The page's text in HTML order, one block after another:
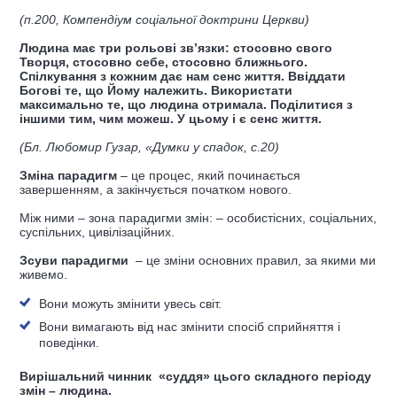
(п.200, Компендіум соціальної доктрини Церкви)
Людина має три рольові зв’язки: стосовно свого
Творця, стосовно себе, стосовно ближнього.
Спілкування з кожним дає нам сенс життя. Ввіддати
Богові те, що Йому належить. Використати
максимально те, що людина отримала. Поділитися з
іншими тим, чим можеш. У цьому і є сенс життя.
(Бл. Любомир Гузар, «Думки у спадок, с.20)
Зміна парадигм – це процес, який починається
завершенням, а закінчується початком нового.
Між ними – зона парадигми змін: – особистісних, соціальних,
суспільних, цивілізаційних.
Зсуви парадигми – це зміни основних правил, за якими ми
живемо.
Вони можуть змінити увесь світ.
Вони вимагають від нас змінити спосіб сприйняття і
поведінки.
Вирішальний чинник «суддя» цього складного періоду
змін – людина.